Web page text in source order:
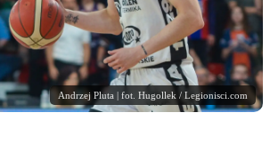
Andrzej Pluta | fot. Hugollek / Legionisci.com